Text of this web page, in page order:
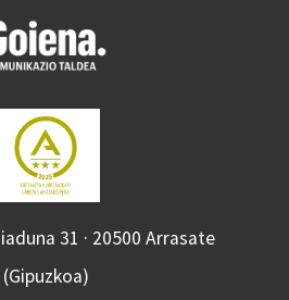
31 · 20500 Arrasate
(Gipuzkoa)